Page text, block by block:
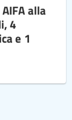
alla
4
e 1